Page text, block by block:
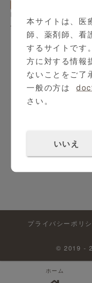
明日から始める体腔内
-Overlap法のすすめ-
プライバシーポリ
© 2019 -
ホーム
本サイトは、医
師、薬剤師、看
するサイトです
方に対する情報
ないことをご了
一般の方は
さい。
いいえ